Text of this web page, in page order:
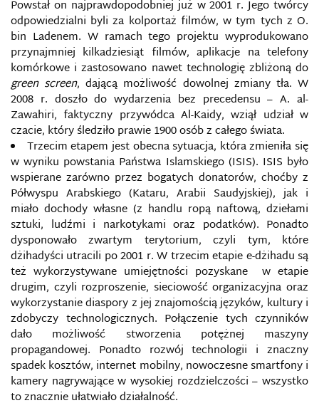
Powstał on najprawdopodobniej już w 2001 r. Jego twórcy
odpowiedzialni byli za kolportaż filmów, w tym tych z O.
bin Ladenem. W ramach tego projektu wyprodukowano
przynajmniej kilkadziesiąt filmów, aplikacje na telefony
komórkowe i zastosowano nawet technologię zbliżoną do
green screen, dającą możliwość dowolnej zmiany tła. W
2008 r. doszło do wydarzenia bez precedensu – A. al-
Zawahiri, faktyczny przywódca Al-Kaidy, wziął udział w
czacie, który śledziło prawie 1900 osób z całego świata.
Trzecim etapem jest obecna sytuacja, która zmieniła się
w wyniku powstania Państwa Islamskiego (ISIS). ISIS było
wspierane zarówno przez bogatych donatorów, choćby z
Półwyspu Arabskiego (Kataru, Arabii Saudyjskiej), jak i
miało dochody własne (z handlu ropą naftową, dziełami
sztuki, ludźmi i narkotykami oraz podatków). Ponadto
dysponowało zwartym terytorium, czyli tym, które
dżihadyści utracili po 2001 r. W trzecim etapie e-dżihadu są
też wykorzystywane umiejętności pozyskane w etapie
drugim, czyli rozproszenie, sieciowość organizacyjna oraz
wykorzystanie diaspory z jej znajomością języków, kultury i
zdobyczy technologicznych. Połączenie tych czynników
dało możliwość stworzenia potężnej maszyny
propagandowej. Ponadto rozwój technologii i znaczny
spadek kosztów, internet mobilny, nowoczesne smartfony i
kamery nagrywające w wysokiej rozdzielczości – wszystko
to znacznie ułatwiało działalność.
AUDYT BEZPIECZEŃSTWA INFORMACJI
BARIERY INFORMACYJNE
BEZPIECZEŃSTWO DANYCH OSOBOWYCH
BEZPIECZEŃSTWO INFORMACJI NIEJAWNYCH
BEZPIECZEŃSTWO INFORMACJI WOJSKOWEJ
BEZPIECZEŃSTWO INFORMACYJNE
BEZPIECZEŃSTWO MEDIALNE
BEZPIECZEŃSTWO
TELEINFORMATYCZNE/TELEINFORMACYJNE
BEZPIECZEŃSTWO W KAMPANIACH WYBORCZYCH
W INTERNECIE
BEZPIECZEŃSTWO W MEDIACH
SPOŁECZNOŚCIOWYCH